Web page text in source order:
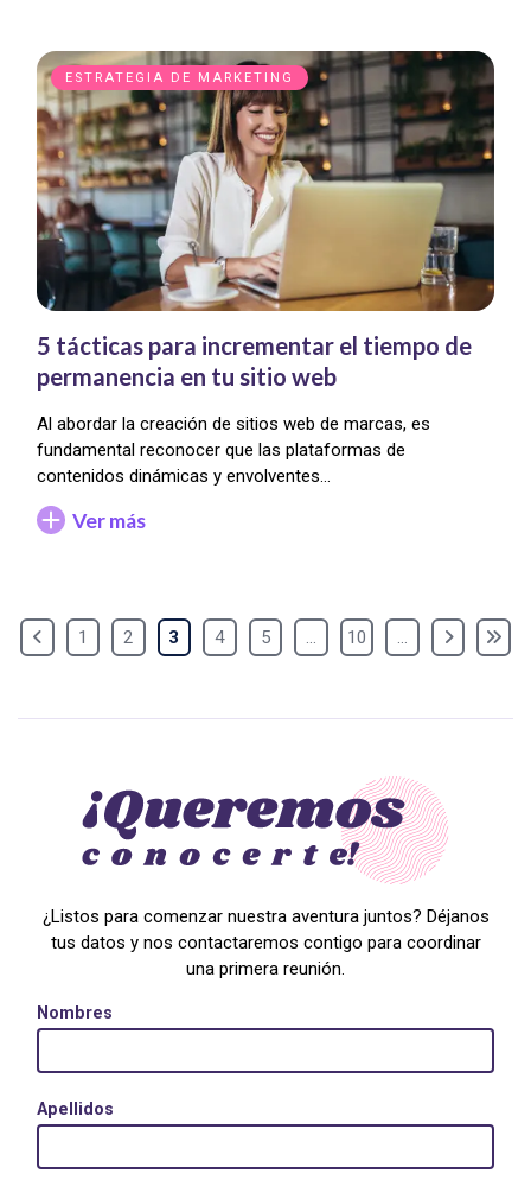
ESTRATEGIA DE MARKETING
5 tácticas para incrementar el tiempo de
permanencia en tu sitio web
Al abordar la creación de sitios web de marcas, es
fundamental reconocer que las plataformas de
contenidos dinámicas y envolventes…
Ver más
1 2 3 4 5 ... 10 ...
¿Listos para comenzar nuestra aventura juntos? Déjanos
tus datos y nos contactaremos contigo para coordinar
una primera reunión.
Nombres
Apellidos